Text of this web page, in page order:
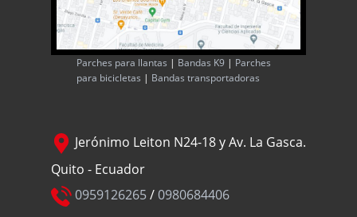
Parches para llantas | Bandas K9 | Parches
para bicicletas | Bandas transportadoras
Jerónimo Leiton N24-18 y Av. La Gasca.
Quito - Ecuador
0959126265/0980684406